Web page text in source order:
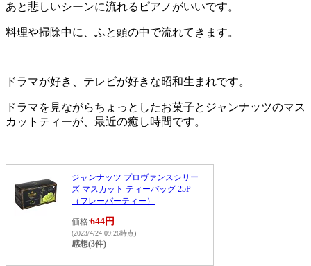
あと悲しいシーンに流れるピアノがいいです。
料理や掃除中に、ふと頭の中で流れてきます。
ドラマが好き、テレビが好きな昭和生まれです。
ドラマを見ながらちょっとしたお菓子とジャンナッツのマス
カットティーが、最近の癒し時間です。
ジャンナッツ プロヴァンスシリー
ズ マスカット ティーバッグ 25P
（フレーバーティー）
価格:644円
(2023/4/24 09:26時点)
感想(3件)